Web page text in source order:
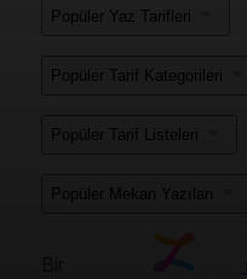
Popüler Yaz Tarifleri
Popüler Tarif Kategorileri
Popüler Tarif Listeleri
Popüler Mekan Yazıları